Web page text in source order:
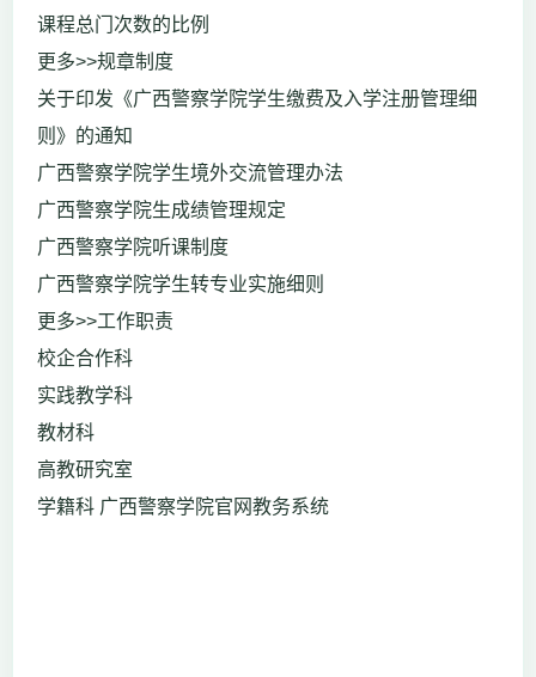
课程总门次数的比例
更多>>规章制度
关于印发《广西警察学院学生缴费及入学注册管理细
则》的通知
广西警察学院学生境外交流管理办法
广西警察学院生成绩管理规定
广西警察学院听课制度
广西警察学院学生转专业实施细则
更多>>工作职责
校企合作科
实践教学科
教材科
高教研究室
学籍科 广西警察学院官网教务系统